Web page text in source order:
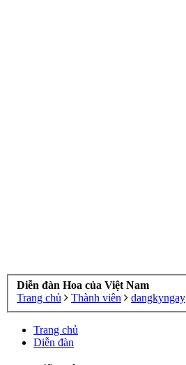
Diễn đàn Hoa của Việt Nam
Trang chủ
Thành viên dangkyngay
Trang chủ
Diễn đàn